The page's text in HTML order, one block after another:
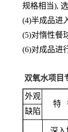
规格相当),
(4)半成品进
(5)对惰性餐
(6)对成品进
双氧水项目
外观
特
缺陷